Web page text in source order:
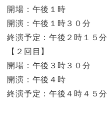
開場：午後１時
開演：午後１時３０分
終演予定：午後２時１５分
【２回目】
開場：午後３時３０分
開演：午後４時
終演予定：午後４時４５分